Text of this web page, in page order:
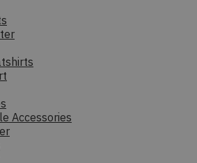
Accessories